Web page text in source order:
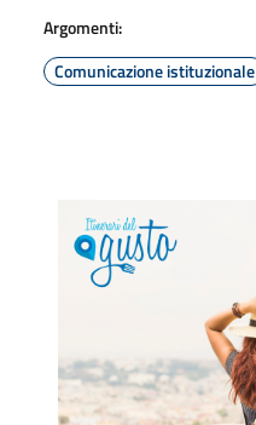
Argomenti:
Comunicazione istituzionale